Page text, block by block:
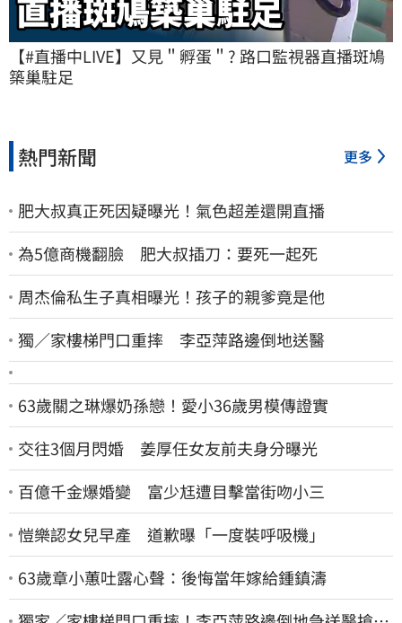
【#直播中LIVE】又見＂孵蛋＂? 路口監視器直播斑鳩
築巢駐足
熱門新聞 更多
肥大叔真正死因疑曝光！氣色超差還開直播
為5億商機翻臉 肥大叔插刀：要死一起死
周杰倫私生子真相曝光！孩子的親爹竟是他
獨／家樓梯門口重摔 李亞萍路邊倒地送醫
63歲關之琳爆奶孫戀！愛小36歲男模傳證實
交往3個月閃婚 姜厚任女友前夫身分曝光
百億千金爆婚變 富少尪遭目擊當街吻小三
愷樂認女兒早產 道歉曝「一度裝呼吸機」
63歲章小蕙吐露心聲：後悔當年嫁給鍾鎮濤